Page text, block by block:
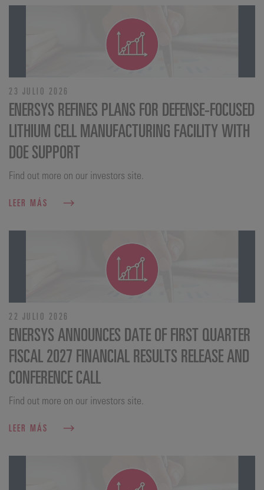
23 JULIO 2026
ENERSYS REFINES PLANS FOR DEFENSE‑FOCUSED
LITHIUM CELL MANUFACTURING FACILITY WITH
DOE SUPPORT
Find out more on our investors site.
LEER MÁS
22 JULIO 2026
ENERSYS ANNOUNCES DATE OF FIRST QUARTER
FISCAL 2027 FINANCIAL RESULTS RELEASE AND
CONFERENCE CALL
Find out more on our investors site.
LEER MÁS